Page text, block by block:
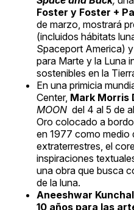
Foster y Foster +
de marzo, mostrará
(incluidos hábitats
Spaceport America)
para Marte y la Luna
sostenibles en la
En una primicia
Center, Mark Morris
MOON del 4 al 5 de
Oro colocado a
en 1977 como medio
extraterrestres, el
inspiraciones
una obra que busca
de la luna.
Aneeshwar
10 años para las